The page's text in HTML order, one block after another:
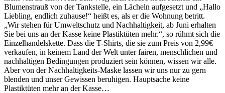
Blumenstrauß von der Tankstelle, ein Lächeln aufgesetzt und „Hallo
Liebling, endlich zuhause!“ heißt es, als er die Wohnung betritt.
„Wir stehen für Umweltschutz und Nachhaltigkeit, ab Juni erhalten
Sie bei uns an der Kasse keine Plastiktüten mehr.“, so rühmt sich die
Einzelhandelskette. Dass die T-Shirts, die sie zum Preis von 2,99€
verkaufen, in keinem Land der Welt unter fairen, menschlichen und
nachhaltigen Bedingungen produziert sein können, wissen wir alle.
Aber von der Nachhaltigkeits-Maske lassen wir uns nur zu gern
blenden und unser Gewissen beruhigen. Hauptsache keine
Plastiktüten mehr an der Kasse…